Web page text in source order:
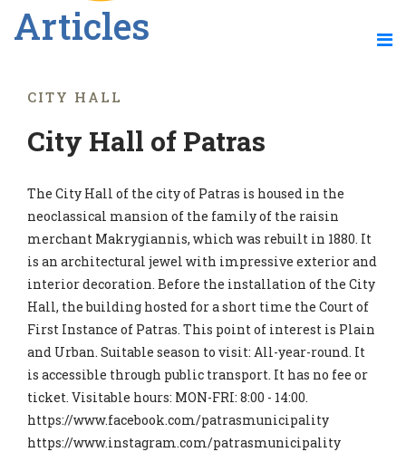
Articles
CITY HALL
City Hall of Patras
The City Hall of the city of Patras is housed in the
neoclassical mansion of the family of the raisin
merchant Makrygiannis, which was rebuilt in 1880. It
is an architectural jewel with impressive exterior and
interior decoration. Before the installation of the City
Hall, the building hosted for a short time the Court of
First Instance of Patras. This point of interest is Plain
and Urban. Suitable season to visit: All-year-round. It
is accessible through public transport. It has no fee or
ticket. Visitable hours: MON-FRI: 8:00 - 14:00.
https://www.facebook.com/patrasmunicipality
https://www.instagram.com/patrasmunicipality